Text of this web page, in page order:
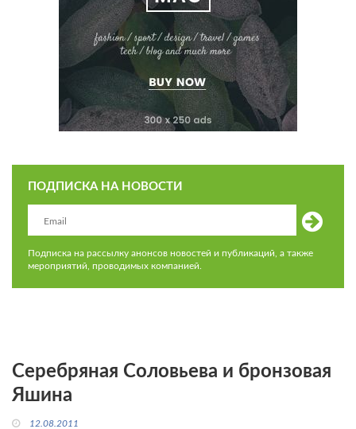
ПОДПИСКА НА НОВОСТИ
Подписка на рассылку анонсов новостей и публикаций, а также
мероприятий, проводимых компанией.
Серебряная Соловьева и бронзовая
Яшина
12.08.2011